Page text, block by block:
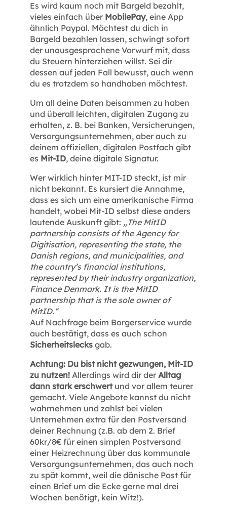
Es wird kaum noch mit Bargeld bezahlt,
vieles einfach über MobilePay, eine App
ähnlich Paypal. Möchtest du dich in
Bargeld bezahlen lassen, schwingt sofort
der unausgesprochene Vorwurf mit, dass
du Steuern hinterziehen willst. Sei dir
dessen auf jeden Fall bewusst, auch wenn
du es trotzdem so handhaben möchtest.
Um all deine Daten beisammen zu haben
und überall leichten, digitalen Zugang zu
erhalten, z. B. bei Banken, Versicherungen,
Versorgungsunternehmen, aber auch zu
deinem offiziellen, digitalen Postfach gibt
es Mit-ID, deine digitale Signatur.
Wer wirklich hinter MIT-ID steckt, ist mir
nicht bekannt. Es kursiert die Annahme,
dass es sich um eine amerikanische Firma
handelt, wobei Mit-ID selbst diese anders
lautende Auskunft gibt: „The MitID
partnership consists of the Agency for
Digitisation, representing the state, the
Danish regions, and municipalities, and
the country’s financial institutions,
represented by their industry organization,
Finance Denmark. It is the MitID
partnership that is the sole owner of
MitID.“
Auf Nachfrage beim Borgerservice wurde
auch bestätigt, dass es auch schon
Sicherheitslecks gab.
Achtung: Du bist nicht gezwungen, Mit-ID
zu nutzen! Allerdings wird dir derAlltag
dann stark erschwertund vor allem teurer
gemacht. Viele Angebote kannst du nicht
wahrnehmen und zahlst bei vielen
Unternehmen extra für den Postversand
deiner Rechnung (z.B. ab dem 2. Brief
60kr/8€ für einen simplen Postversand
einer Heizrechnung über das kommunale
Versorgungsunternehmen, das auch noch
zu spät kommt, weil die dänische Post für
einen Brief um die Ecke gerne mal drei
Wochen benötigt, kein Witz!).